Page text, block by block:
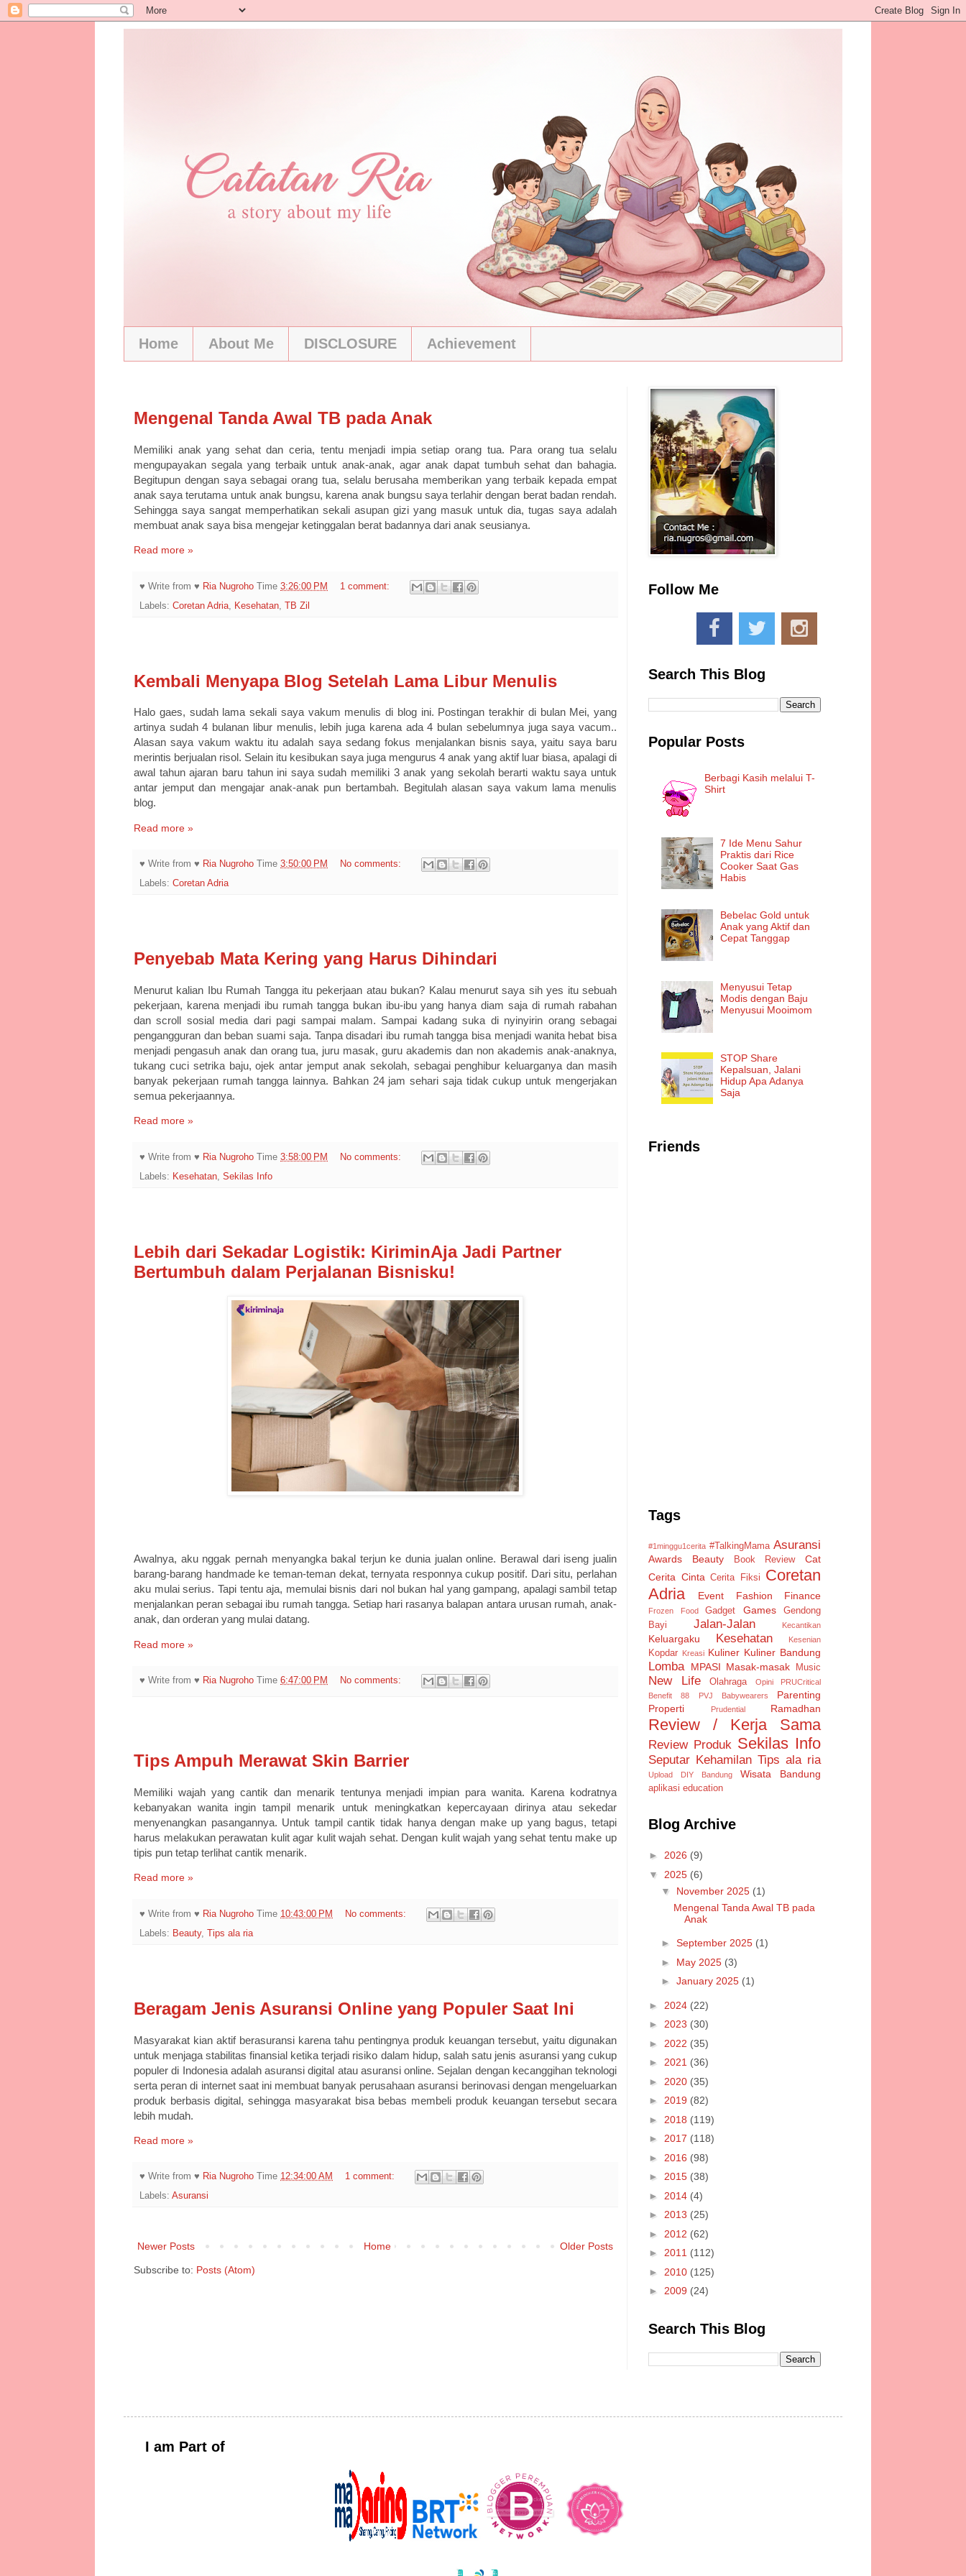
Home About Me DISCLOSURE Achievement
Mengenal Tanda Awal TB pada Anak
Memiliki anak yang sehat dan ceria, tentu menjadi impia setiap orang tua. Para orang tua selalu
mengupayakan segala yang terbaik untuk anak-anak, agar anak dapat tumbuh sehat dan bahagia.
Begitupun dengan saya sebagai orang tua, selalu berusaha memberikan yang terbaik kepada empat
anak saya terutama untuk anak bungsu, karena anak bungsu saya terlahir dengan berat badan rendah.
Sehingga saya sangat memperhatikan sekali asupan gizi yang masuk untuk dia, tugas saya adalah
membuat anak saya bisa mengejar ketinggalan berat badannya dari anak seusianya.
Read more »
♥ Write from ♥ Ria Nugroho Time 3:26:00 PM
1 comment:
Labels: Coretan Adria Kesehatan TB Zil
Kembali Menyapa Blog Setelah Lama Libur Menulis
Halo gaes, sudah lama sekali saya vakum menulis di blog ini. Postingan terakhir di bulan Mei, yang
artinya sudah 4 bulanan libur menulis, lebih juga karena ada 4 bulan sebelumnya juga saya vacum..
Alasan saya vakum waktu itu adalah saya sedang fokus menjalankan bisnis saya, yaitu saya baru
merintis berjualan risol. Selain itu kesibukan saya juga mengurus 4 anak yang aktif luar biasa, apalagi di
awal tahun ajaran baru tahun ini saya sudah memiliki 3 anak yang sekolah berarti waktu saya untuk
antar jemput dan mengajar anak-anak pun bertambah. Begitulah alasan saya vakum lama menulis
blog.
Read more »
♥ Write from ♥ Ria Nugroho Time 3:50:00 PM
No comments:
Labels: Coretan Adria
Penyebab Mata Kering yang Harus Dihindari
Menurut kalian Ibu Rumah Tangga itu pekerjaan atau bukan? Kalau menurut saya sih yes itu sebuah
pekerjaan, karena menjadi ibu rumah tangga bukan ibu-ibu yang hanya diam saja di rumah rabahan
dan scroll sosial media dari pagi sampai malam. Sampai kadang suka di nyinyirin orang sebagai
pengangguran dan beban suami saja. Tanpa disadari ibu rumah tangga bisa menjadi wanita hebat bisa
menjadi pengasuh anak dan orang tua, juru masak, guru akademis dan non akademis anak-anaknya,
tukang cuci setrika baju, ojek antar jemput anak sekolah, sebagai penghibur keluarganya dan masih
banyak pekerjaan rumah tangga lainnya. Bahkan 24 jam sehari saja tidak cukup untuk mengerjakan
semua pekerjaannya.
Read more »
♥ Write from ♥ Ria Nugroho Time 3:58:00 PM
No comments:
Labels: Kesehatan Sekilas Info
Lebih dari Sekadar Logistik: KiriminAja Jadi Partner
Bertumbuh dalam Perjalanan Bisnisku!
Awalnya, aku nggak pernah menyangka bakal terjun ke dunia jualan online. Berawal dari iseng jualin
barang-barang handmade ke teman-teman dekat, ternyata responnya cukup positif. Dari situ, perlahan
aku mulai serius. Tapi tentu aja, memulai bisnis dari nol bukan hal yang gampang, apalagi sambil tetap
menjalankan peran sebagai ibu rumah tangga. Setiap hari rasanya balapan antara urusan rumah, anak-
anak, dan orderan yang mulai datang.
Read more »
♥ Write from ♥ Ria Nugroho Time 6:47:00 PM No comments:
Tips Ampuh Merawat Skin Barrier
Memiliki wajah yang cantik dan menarik tentunya menjadi impian para wanita. Karena kodratnya
kebanyakan wanita ingin tampil menarik untuk meningkatkan kepercayaan dirinya atau sekedar
menyenangkan pasangannya. Untuk tampil cantik tidak hanya dengan make up yang bagus, tetapi
harus melakukan perawatan kulit agar kulit wajah sehat. Dengan kulit wajah yang sehat tentu make up
tipis pun tetap terlihat cantik menarik.
Read more »
♥ Write from ♥ Ria Nugroho Time 10:43:00 PM
No comments:
Labels: Beauty, Tips ala ria
Beragam Jenis Asuransi Online yang Populer Saat Ini
Masyarakat kian aktif berasuransi karena tahu pentingnya produk keuangan tersebut, yaitu digunakan
untuk menjaga stabilitas finansial ketika terjadi risiko dalam hidup, salah satu jenis asuransi yang cukup
populer di Indonesia adalah asuransi digital atau asuransi online. Sejalan dengan kecanggihan teknologi
serta peran di internet saat ini membuat banyak perusahaan asuransi berinovasi dengan mengeluarkan
produk berbasis digital, sehingga masyarakat bisa bebas membeli produk keuangan tersebut secara
lebih mudah.
Read more »
♥ Write from ♥ Ria Nugroho Time 12:34:00 AM
1 comment:
Labels: Asuransi
Newer Posts Older Posts
Home
Subscribe to: Posts (Atom)
Follow Me
Search This Blog
Popular Posts
Berbagi Kasih melalui T-
Shirt
7 Ide Menu Sahur
Praktis dari Rice
Cooker Saat Gas
Habis
Bebelac Gold untuk
Anak yang Aktif dan
Cepat Tanggap
Menyusui Tetap
Modis dengan Baju
Menyusui Mooimom
STOP Share
Kepalsuan, Jalani
Hidup Apa Adanya
Saja
Friends
Tags
#1minggu1cerita #TalkingMama Asuransi
Awards Beauty Book Review
Cat
Cerita Cinta Cerita Fiksi
Coretan
Adria
Event Fashion Finance
Frozen Food Gadget Games
Gendong
Bayi
Jalan-Jalan Kecantikan
Keluargaku Kesehatan Kesenian
Kopdar Kreasi Kuliner Kuliner Bandung
Lomba MPASI Masak-masak Music
New Life Olahraga Opini
PRUCritical
Benefit 88
PVJ Babywearers
Parenting
Properti
Prudential Ramadhan
Review / Kerja Sama
Review Produk Sekilas Info
Seputar Kehamilan Tips ala ria
Upload DIY Bandung Wisata Bandung
aplikasi education
Blog Archive
► 2026 (9)
▼ 2025 (6)
▼ November 2025 (1)
Mengenal Tanda Awal TB pada
Anak
► September 2025 (1)
► May 2025 (3)
► January 2025 (1)
► 2024 (22)
► 2023 (30)
► 2022 (35)
► 2021 (36)
► 2020 (35)
► 2019 (82)
► 2018 (119)
► 2017 (118)
► 2016 (98)
► 2015 (38)
► 2014 (4)
► 2013 (25)
► 2012 (62)
► 2011 (112)
► 2010 (125)
► 2009 (24)
Search This Blog
I am Part of